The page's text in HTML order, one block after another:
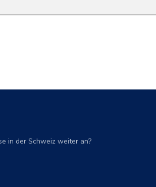
in der Schweiz weiter an?